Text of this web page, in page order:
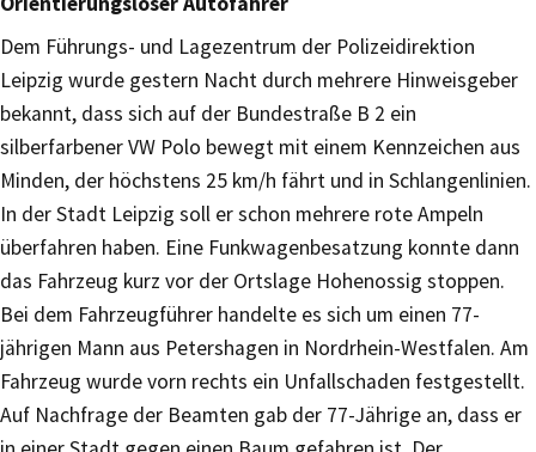
Dem Führungs- und Lagezentrum der Polizeidirektion
Leipzig wurde gestern Nacht durch mehrere Hinweisgeber
bekannt, dass sich auf der Bundestraße B 2 ein
silberfarbener VW Polo bewegt mit einem Kennzeichen aus
Minden, der höchstens 25 km/h fährt und in Schlangenlinien.
In der Stadt Leipzig soll er schon mehrere rote Ampeln
überfahren haben. Eine Funkwagenbesatzung konnte dann
das Fahrzeug kurz vor der Ortslage Hohenossig stoppen.
Bei dem Fahrzeugführer handelte es sich um einen 77-
jährigen Mann aus Petershagen in Nordrhein-Westfalen. Am
Fahrzeug wurde vorn rechts ein Unfallschaden festgestellt.
Auf Nachfrage der Beamten gab der 77-Jährige an, dass er